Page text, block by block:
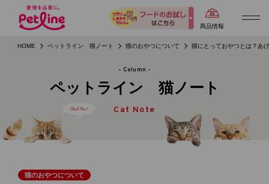
商品情報
HOME ペットライン 猫ノート 猫のおやつについて 猫にとっておやつとは？あ
- Column -
ペットライン 猫ノート
Cat Note
猫のおやつについて